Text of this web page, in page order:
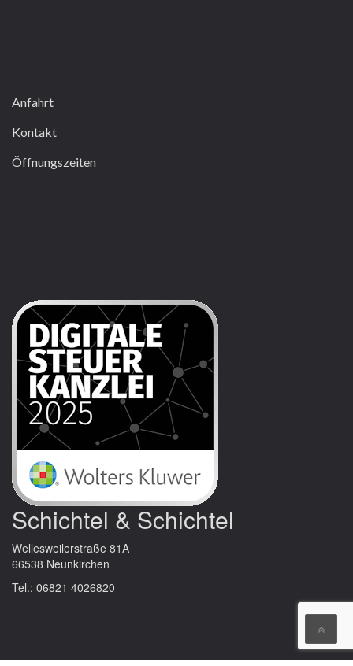
Anfahrt
Kontakt
Öffnungszeiten
Schichtel & Schichtel
Wellesweilerstraße 81A
66538 Neunkirchen
Tel.: 06821 4026820